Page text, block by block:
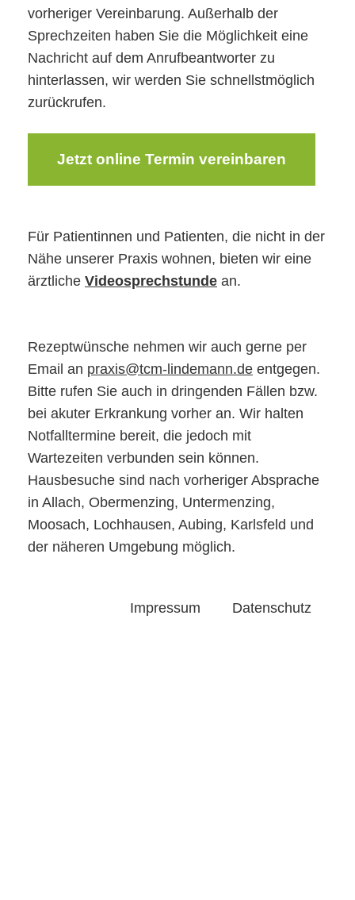
vorheriger Vereinbarung. Außerhalb der
Sprechzeiten haben Sie die Möglichkeit eine
Nachricht auf dem Anrufbeantworter zu
hinterlassen, wir werden Sie schnellstmöglich
zurückrufen.
Jetzt online Termin vereinbaren
Für Patientinnen und Patienten, die nicht in der
Nähe unserer Praxis wohnen, bieten wir eine
ärztliche Videosprechstunde an.
Rezeptwünsche nehmen wir auch gerne per
Email an praxis@tcm-lindemann.de entgegen.
Bitte rufen Sie auch in dringenden Fällen bzw.
bei akuter Erkrankung vorher an. Wir halten
Notfalltermine bereit, die jedoch mit
Wartezeiten verbunden sein können.
Hausbesuche sind nach vorheriger Absprache
in Allach, Obermenzing, Untermenzing,
Moosach, Lochhausen, Aubing, Karlsfeld und
der näheren Umgebung möglich.
Impressum Datenschutz